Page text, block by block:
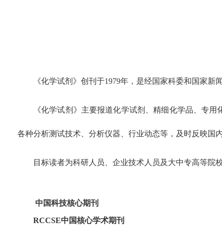
《化学试剂》创刊于1979年，是经国家科委和国家
《化学试剂》主要报道化学试剂、精细化学品、专
各种分析测试技术、分析仪器、行业动态等，及时反映国
目标读者为科研人员、企业技术人员及大中专高等院
中国科技核心期刊
RCCSE中国核心学术期刊